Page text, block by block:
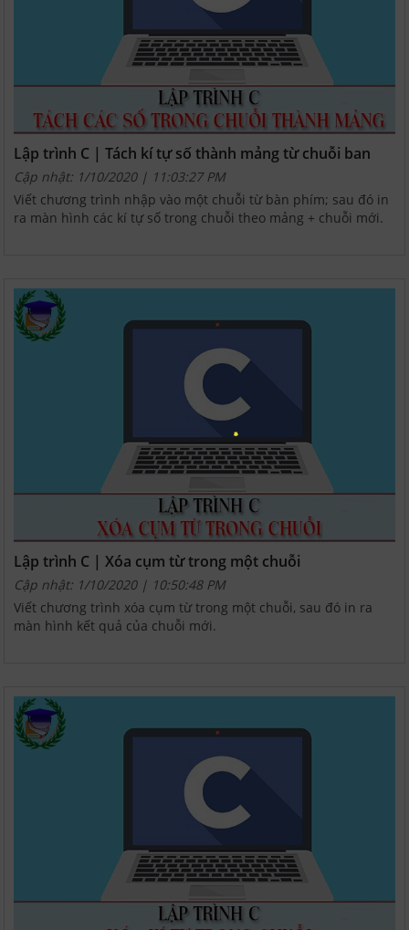
Lập trình C | Tách kí tự số thành mảng từ chuỗi ban
đầu
Cập nhật: 1/10/2020 | 11:03:27 PM
Viết chương trình nhập vào một chuỗi từ bàn phím; sau đó in
ra màn hình các kí tự số trong chuỗi theo mảng + chuỗi mới.
Lập trình C | Xóa cụm từ trong một chuỗi
Cập nhật: 1/10/2020 | 10:50:48 PM
Viết chương trình xóa cụm từ trong một chuỗi, sau đó in ra
màn hình kết quả của chuỗi mới.